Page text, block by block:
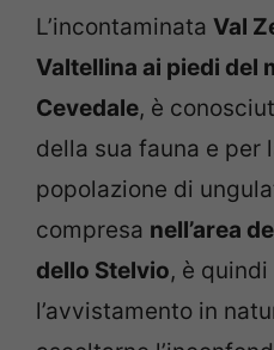
L’incontaminata Val
Valtellina ai piedi del
Cevedale, è
della sua fauna e per
popolazione di
compresa nell’area
dello Stelvio, è
l’avvistamento in